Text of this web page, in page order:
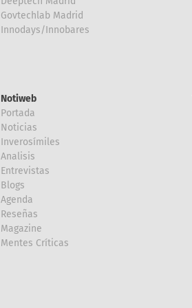
Govtechlab Madrid
Innodays/Innobares
Notiweb
Portada
Noticias
Inverosímiles
Analisis
Entrevistas
Blogs
Agenda
Reseñas
Magazine
Mentes Críticas